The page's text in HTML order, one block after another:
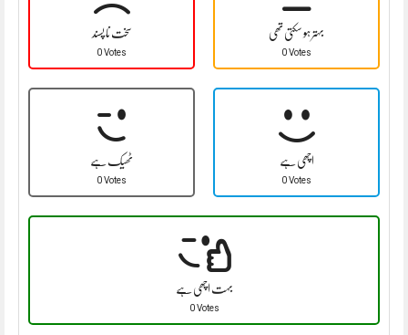
سخت نا پسند
0 Votes
بہتر ہو سکتی تھی
0 Votes
ٹھیک ہے
0 Votes
اچھی ہے
0 Votes
بہت اچھی ہے
0 Votes